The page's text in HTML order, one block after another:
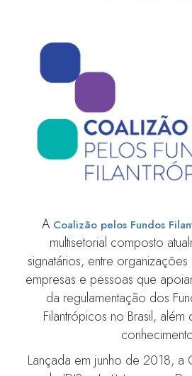
A Coalizão pelos Fundos
multisetorial composto
signatários, entre
empresas e pessoas que
da regulamentação dos
Filantrópicos no Brasil,
Lançada em junho de 2018, a